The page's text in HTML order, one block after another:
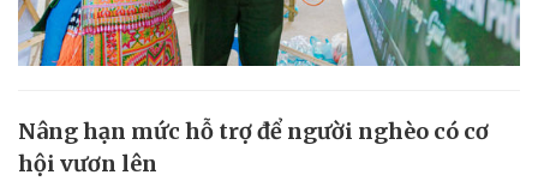
Nâng hạn mức hỗ trợ để người nghèo có cơ
hội vươn lên